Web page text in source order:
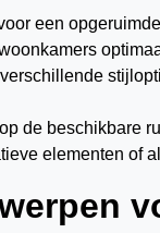
een
de beschikbare
elementen of